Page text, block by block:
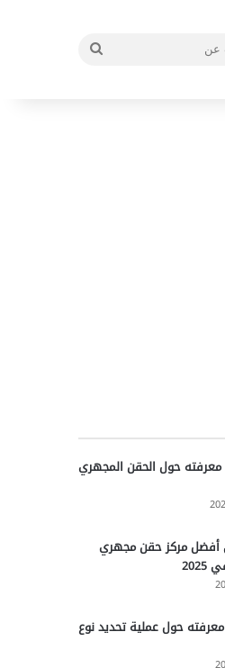
معرفته حول الحقن المجهري
مركز حقن مجهري
حول عملية تحديد نوع